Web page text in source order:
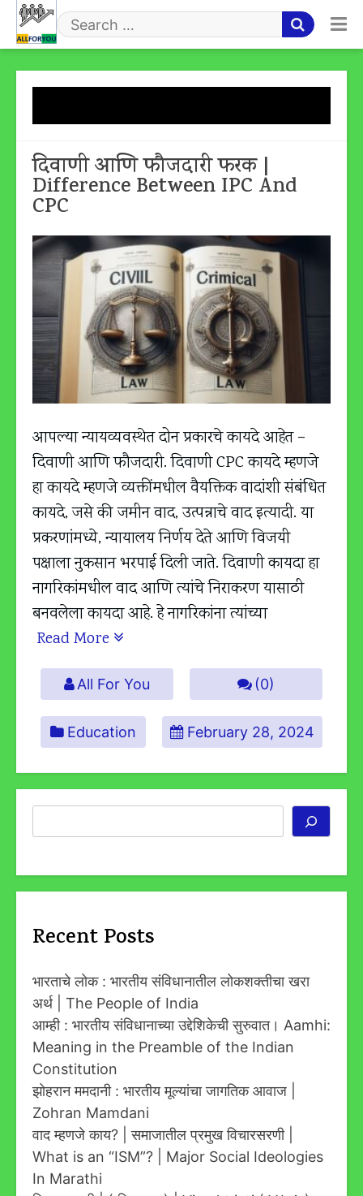
Skip
content
Search
दिवाणी आणि फौजदारी फरक |
Difference Between IPC And
CPC
आपल्या न्यायव्यवस्थेत दोन प्रकारचे कायदे आहेत –
दिवाणी आणि फौजदारी. दिवाणी CPC कायदे म्हणजे
हा कायदे म्हणजे व्यक्तींमधील वैयक्तिक वादांशी संबंधित
कायदे, जसे की जमीन वाद, उत्पन्नाचे वाद इत्यादी. या
प्रकरणांमध्ये, न्यायालय निर्णय देते आणि विजयी
पक्षाला नुकसान भरपाई दिली जाते. दिवाणी कायदा हा
नागरिकांमधील वाद आणि त्यांचे निराकरण यासाठी
बनवलेला कायदा आहे. हे नागरिकांना त्यांच्या
Read More
All For You (0)
Education February 28, 2024
Recent Posts
भारताचे लोक : भारतीय संविधानातील लोकशक्तीचा खरा
अर्थ | The People of India
आम्ही : भारतीय संविधानाच्या उद्देशिकेची सुरुवात। Aamhi:
Meaning in the Preamble of the Indian
Constitution
झोहरान ममदानी : भारतीय मूल्यांचा जागतिक आवाज |
Zohran Mamdani
वाद म्हणजे काय? | समाजातील प्रमुख विचारसरणी |
What is an “ISM”? | Major Social Ideologies
In Marathi